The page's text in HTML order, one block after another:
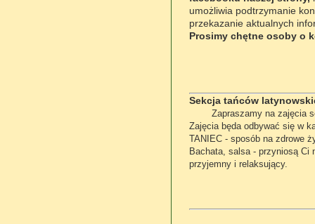
umożliwia podtrzymanie
przekazanie aktualnych
Prosimy chętne osoby o
Sekcja tańców
Zapraszamy na zajęcia
Zajęcia będa odbywać się w
TANIEC - sposób na zdrowe
Bachata, salsa - przyniosą Ci
przyjemny i relaksujący.